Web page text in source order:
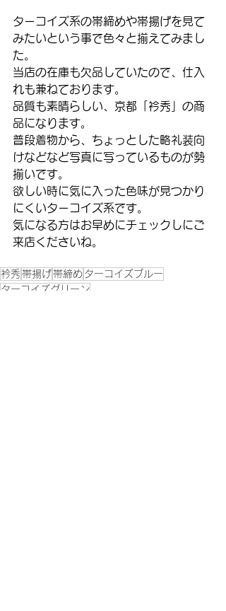
ターコイズ系の帯締めや帯揚げを見て
みたいという事で色々と揃えてみまし
た。
当店の在庫も欠品していたので、仕入
れも兼ねております。
品質も素晴らしい、京都「衿秀」の商
品になります。
普段着物から、ちょっとした略礼装向
けなどなど写真に写っているものが勢
揃いです。
欲しい時に気に入った色味が見つかり
にくいターコイズ系です。
気になる方はお早めにチェックしにご
来店くださいね。
衿秀 帯揚げ帯締め ターコイズブルー
ターコイズグリーン